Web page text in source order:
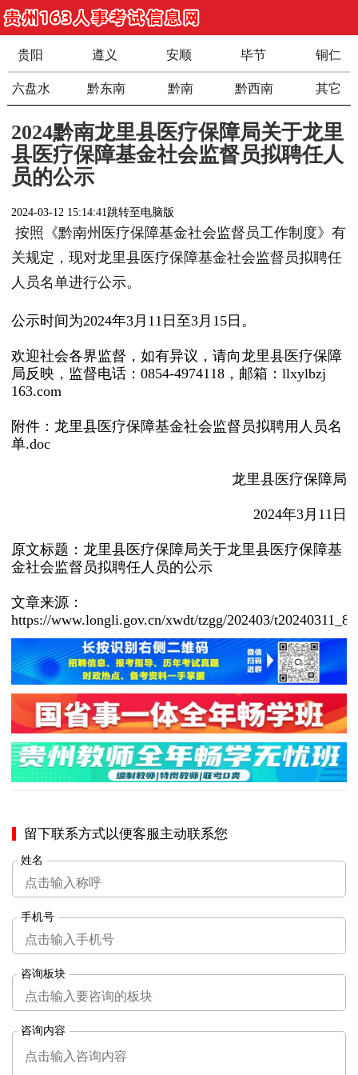
贵阳 遵义 安顺 毕节 铜仁
六盘水 黔东南 黔南 黔西南 其它
2024黔南龙里县医疗保障局关于龙里
县医疗保障基金社会监督员拟聘任人
员的公示
2024-03-12 15:14:41跳转至电脑版
按照《黔南州医疗保障基金社会监督员工作制度》有
关规定，现对龙里县医疗保障基金社会监督员拟聘任
人员名单进行公示。
公示时间为2024年3月11日至3月15日。
欢迎社会各界监督，如有异议，请向龙里县医疗保障
局反映，监督电话：0854-4974118，邮箱：llxylbzj
163.com
附件： 龙里县医疗保障基金社会监督员拟聘用人员名
单.doc
龙里县医疗保障局
2024年3月11日
原文标题：龙里县医疗保障局关于龙里县医疗保障基
金社会监督员拟聘任人员的公示
文章来源：
https://www.longli.gov.cn/xwdt/tzgg/202403/
留下联系方式以便客服主动联系您
姓名
手机号
咨询板块
咨询内容